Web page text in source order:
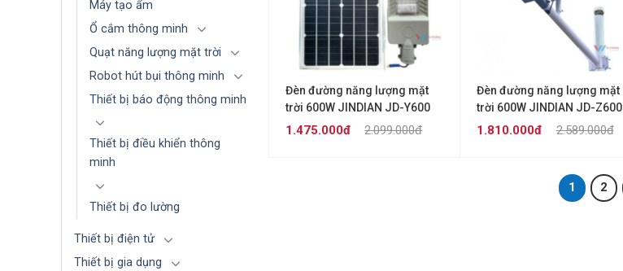
Máy tạo ẩm
Ổ cắm thông minh
Quạt năng lượng mặt trời
Robot hút bụi thông minh
Thiết bị báo động thông minh
Thiết bị điều khiển thông
minh
Thiết bị đo lường
Thiết bị điện tử
Thiết bị gia dụng
Đèn đường năng lượng mặt
trời 600W JINDIAN JD-Y600
2.099.000đ
1.475.000đ
Đèn đường năng lượng mặt
trời 600W JINDIAN JD-Z600
2.589.000đ
1.810.000đ
1 2